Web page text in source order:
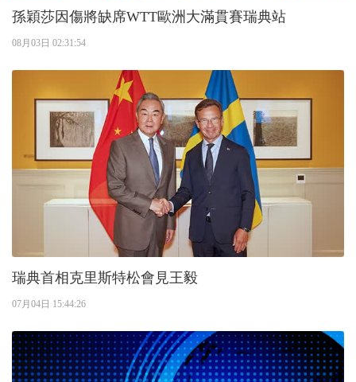
孫穎莎因傷將缺席WTT歐洲大滿貫賽瑞典站
08月03日 02:31:54
瑞典首相克里斯特松會見王毅
07月04日 15:44:26